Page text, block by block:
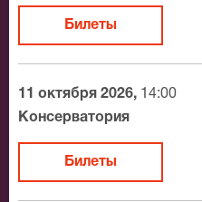
обязательно купите на
билеты и приходите на
Билеты
11 октября 2026, 14:00
Консерватория
Билеты